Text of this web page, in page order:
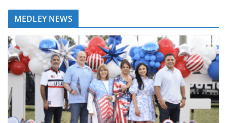
MEDLEY NEWS